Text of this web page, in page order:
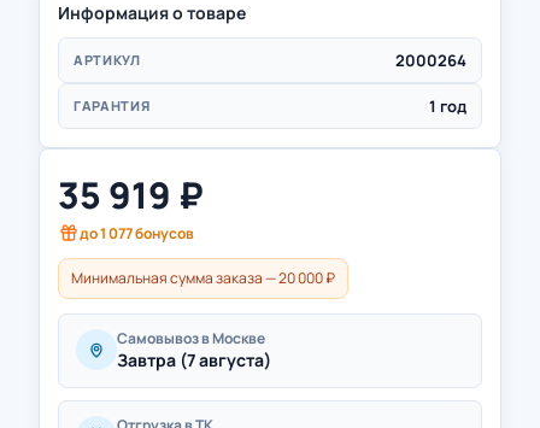
Информация о товаре
АРТИКУЛ 2000264
ГАРАНТИЯ 1 год
35 919 ₽
до1 077бонусов
Минимальная сумма заказа — 20 000 ₽
Самовывоз в Москве
Завтра (7 августа)